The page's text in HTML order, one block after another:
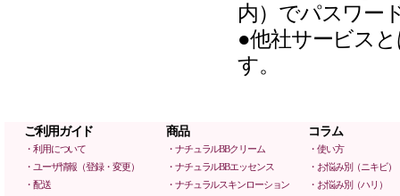
内）でパスワー
●他社サービス
す。
ご利用ガイド 商品 コラム
・利用について ・ナチュラルBBクリーム
・使い方
・ユーザ情報（登録・変更）
・ナチュラルBBエッセンス
・お悩み別（ニキビ）
・配送
・ナチュラルスキンローション
・お悩み別（ハリ）